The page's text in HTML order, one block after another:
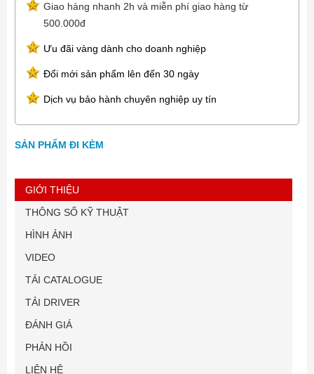
Giao hàng nhanh 2h và miễn phí giao hàng từ
500.000đ
Ưu đãi vàng dành cho doanh nghiệp
Đổi mới sản phẩm lên đến 30 ngày
Dịch vụ bảo hành chuyên nghiệp uy tín
SẢN PHẨM ĐI KÈM
GIỚI THIỆU
THÔNG SỐ KỸ THUẬT
HÌNH ẢNH
VIDEO
TẢI CATALOGUE
TẢI DRIVER
ĐÁNH GIÁ
PHẢN HỒI
LIÊN HỆ